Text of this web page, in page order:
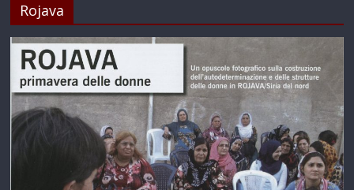
Rojava